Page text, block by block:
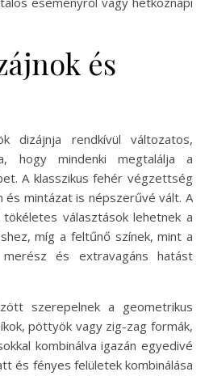
és
dizájnja rendkívül változatos,
hogy mindenki megtalálja a
A klasszikus fehér végzettség
és mintázat is népszerűvé vált. A
választások lehetnek a
míg a feltűnő színek, mint a
és extravagáns hatást
szerepelnek a geometrikus
pöttyök vagy zig-zag formák,
kombinálva igazán egyedivé
és fényes felületek kombinálása